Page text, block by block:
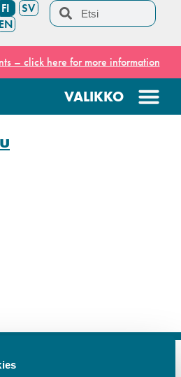
FI
SV
EN
– click here for more information